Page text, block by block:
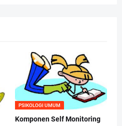
PSIKOLOGI UMUM
Komponen Self Monitoring